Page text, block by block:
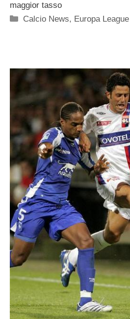
maggior tasso
Categorie
Calcio News, Europa League